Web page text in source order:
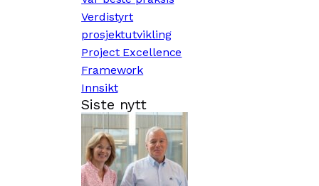
Verdistyrt
prosjektutvikling
Project Excellence
Framework
Innsikt
Siste nytt